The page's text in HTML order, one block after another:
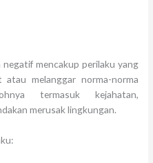
mencakup perilaku yang
atau melanggar norma-norma
termasuk kejahatan,
merusak lingkungan.